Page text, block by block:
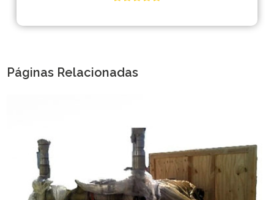
Páginas Relacionadas